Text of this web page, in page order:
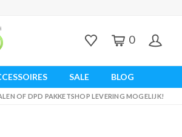
0
SALE BLOG
OF DPD PAKKETSHOP LEVERING MOGELIJK!